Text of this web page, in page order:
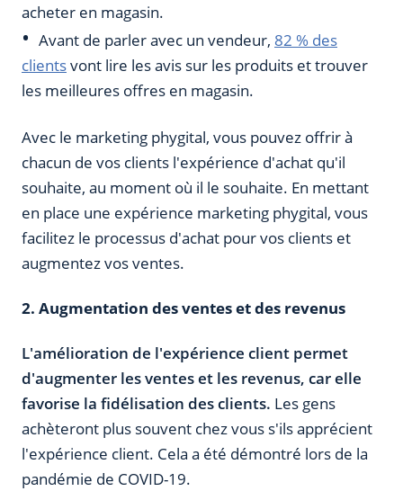
acheter en magasin.
Avant de parler avec un vendeur, 82 % des
clientsvont lire les avis sur les produits et trouver
les meilleures offres en magasin.
Avec le marketing phygital, vous pouvez offrir à
chacun de vos clients l'expérience d'achat qu'il
souhaite, au moment où il le souhaite. En mettant
en place une expérience marketing phygital, vous
facilitez le processus d'achat pour vos clients et
augmentez vos ventes.
2. Augmentation des ventes et des revenus
L'amélioration de l'expérience client permet
d'augmenter les ventes et les revenus, car elle
favorise la fidélisation des clients. Les gens
achèteront plus souvent chez vous s'ils apprécient
l'expérience client. Cela a été démontré lors de la
pandémie de COVID-19.